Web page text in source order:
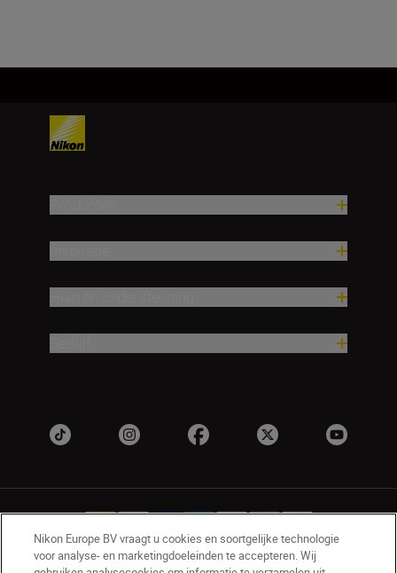
Nikon Europe BV vraagt u cookies en soortgelijke technologie
voor analyse- en marketingdoeleinden te accepteren. Wij